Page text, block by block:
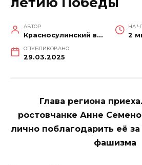
АВТОР
Красносулинский вестник
НА
2
ОПУБЛИКОВАНО
29.03.2025
Глава региона
ростовчанке Анне
лично поблагодарить её
фашизма